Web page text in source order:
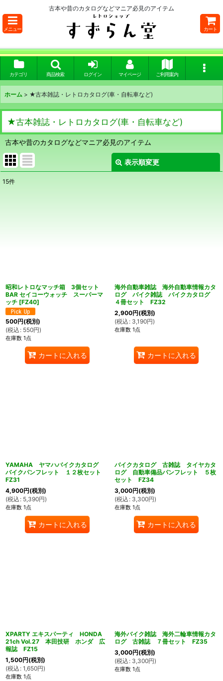
古本や昔のカタログなどマニア必見のアイテム
メニュー カート
カテゴリ 商品検索 ログイン マイページ ご利用案内
ホーム > ★古本雑誌・レトロカタログ(車・自転車など)
★古本雑誌・レトロカタログ(車・自転車など)
古本や昔のカタログなどマニア必見のアイテム
表示順変更
サブカテゴリ
絞り込む
15件
昭和レトロなマッチ箱 3個セット
BAR セイコーウォッチ スーパーマ
ッチ [FZ40]
500円(税別)
(税込 : 550円)
在庫数 1点
カートに入れる
海外自動車雑誌 海外自動車情報カタ
ログ バイク雑誌 バイクカタログ
４冊セット FZ32
2,900円(税別)
(税込 : 3,190円)
在庫数 1点
カートに入れる
YAMAHA ヤマハバイクカタログ
バイクパンフレット １２枚セット
FZ31
4,900円(税別)
(税込 : 5,390円)
在庫数 1点
カートに入れる
バイクカタログ 古雑誌 タイヤカタ
ログ 自動車備品パンフレット ５枚
セット FZ34
3,000円(税別)
(税込 : 3,300円)
在庫数 1点
カートに入れる
XPARTY エキスパーティ HONDA
21ch Vol.27 本田技研 ホンダ 広
報誌 FZ15
1,500円(税別)
(税込 : 1,650円)
在庫数 1点
海外バイク雑誌 海外二輪車情報カタ
ログ 古雑誌 ７冊セット FZ35
3,000円(税別)
(税込 : 3,300円)
在庫数 1点